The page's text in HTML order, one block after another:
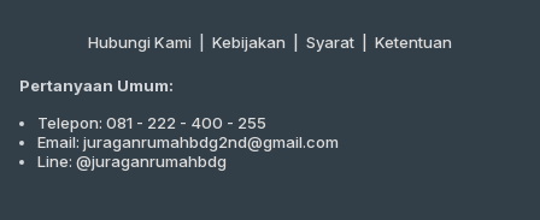
Hubungi Kami Kebijakan | Syarat Ketentuan
Pertanyaan Umum:
Telepon: 081 - 222 - 400 - 255
Email: juraganrumahbdg2nd@gmail.com
Line: @juraganrumahbdg